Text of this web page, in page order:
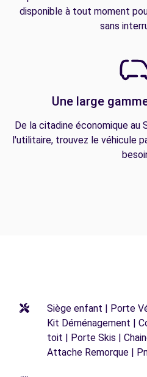
disponible à tout moment
sans
Une large
De la citadine économique au
l'utilitaire, trouvez le véhicule
Siège enfant | Porte
Kit Déménagement |
toit | Porte Skis |
Attache Remorque |